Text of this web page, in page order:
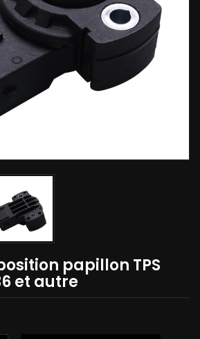
papillon TPS
et autre